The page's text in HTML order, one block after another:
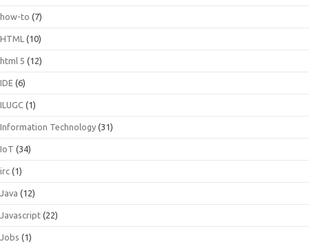
how-to (7)
HTML (10)
html 5 (12)
IDE (6)
ILUGC (1)
Information Technology (31)
IoT (34)
irc (1)
Java (12)
Javascript (22)
Jobs (1)